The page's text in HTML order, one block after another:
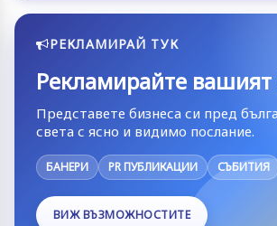
РЕКЛАМИРАЙ ТУК
Рекламирайте вашият
Представете бизнеса си пред
света с ясно и видимо послание.
БАНЕРИ PR ПУБЛИКАЦИИ СЪБИТИЯ
ВИЖ ВЪЗМОЖНОСТИТЕ